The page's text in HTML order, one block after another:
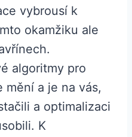
vybrousí k
okamžiku ale
algoritmy pro
mění a je na vás,
a optimalizaci
K